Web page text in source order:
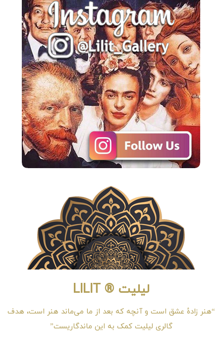
لیلیت ® LILIT
“هنر زادهٔ عشق است و آنچه که بعد از ما می‌ماند هنر است، هدف
گالری لیلیت کمک به این ماندگاریست”